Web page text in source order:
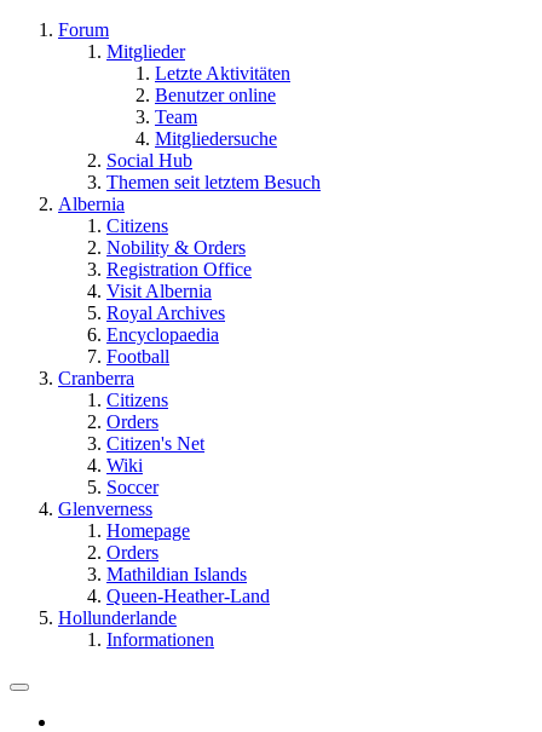
Forum
Mitglieder
Letzte Aktivitäten
Benutzer online
Team
Mitgliedersuche
Social Hub
Themen seit letztem Besuch
Albernia
Citizens
Nobility & Orders
Registration Office
Visit Albernia
Royal Archives
Encyclopaedia
Football
Cranberra
Citizens
Orders
Citizen's Net
Wiki
Soccer
Glenverness
Homepage
Orders
Mathildian Islands
Queen-Heather-Land
Hollunderlande
Informationen